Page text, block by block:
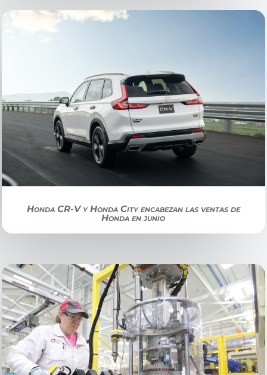
Honda CR-V y Honda City encabezan las ventas de
Honda en junio